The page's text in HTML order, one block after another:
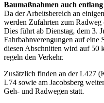
Baumaßnahmen auch
Da der Arbeitsbereich an
werden Zufahrten zum
Dies führt ab Dienstag, dem 3.
Fahrbahnverengungen auf
diesen Abschnitten wird auf 50
regeln den Verkehr.
Zusätzlich finden an der L427
L74 sowie am Jacobsberg
Geh- und Radwegen statt.